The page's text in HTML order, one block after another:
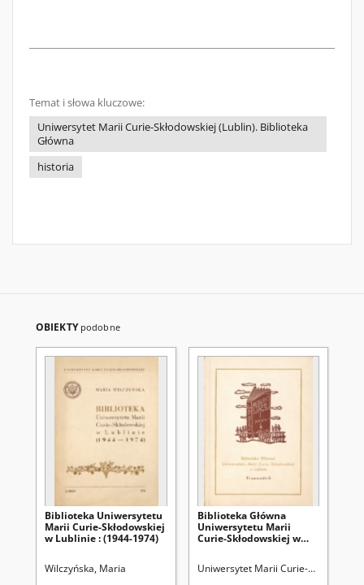
Temat i słowa kluczowe:
Uniwersytet Marii Curie-Skłodowskiej (Lublin). Biblioteka
Główna
historia
OBIEKTY podobne
Biblioteka Uniwersytetu
Marii Curie-Skłodowskiej
w Lublinie : (1944-1974)
Wilczyńska, Maria
Biblioteka Główna
Uniwersytetu Marii
Curie-Skłodowskiej w
Uniwersytet Marii Curie-